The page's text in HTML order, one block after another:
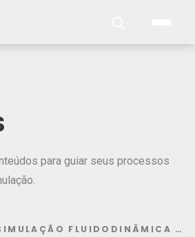
para guiar seus processos
FLUIDODINÂMICA COMPUTACIONAL (CFD) NA INDÚSTRIA DE MINERAÇÃO